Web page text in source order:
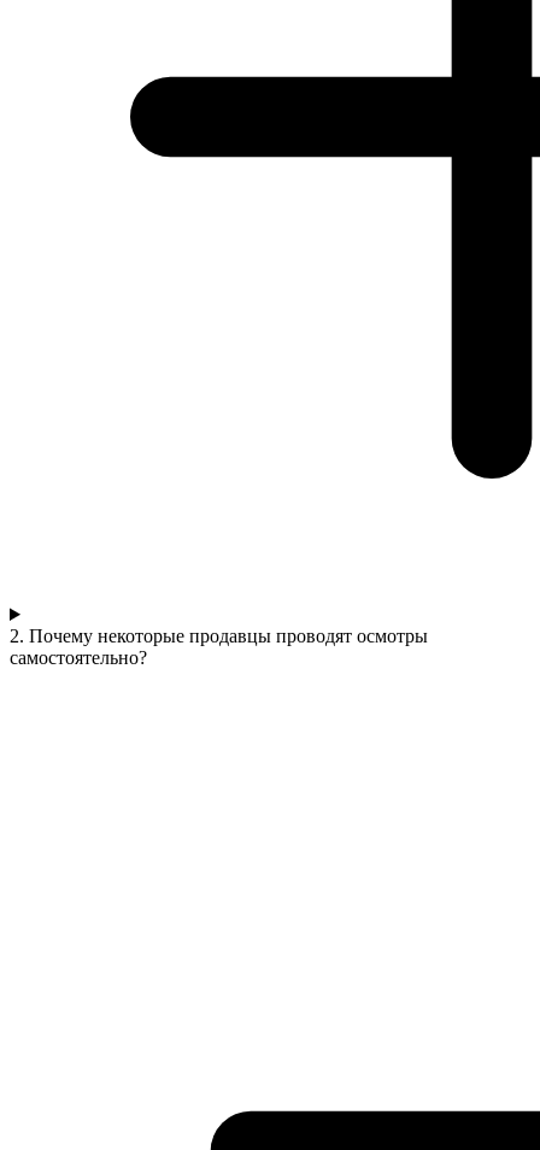
2. Почему некоторые продавцы проводят осмотры
самостоятельно?